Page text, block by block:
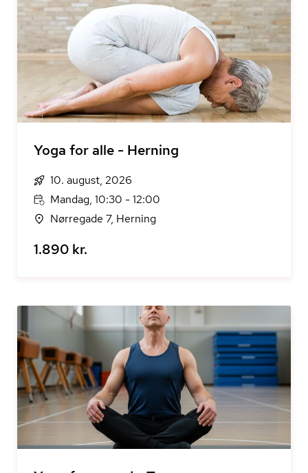
Yoga for alle - Herning
10. august, 2026
Mandag, 10:30 - 12:00
Nørregade 7, Herning
1.890 kr.